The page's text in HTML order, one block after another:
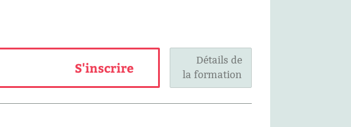
S'inscrire
Détails de
la formation